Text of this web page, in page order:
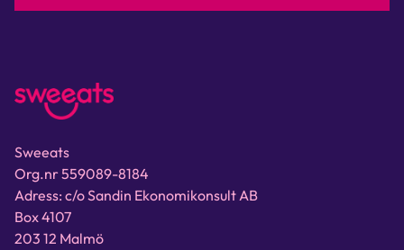
Sweeats
Org.nr 559089-8184
Adress: c/o Sandin Ekonomikonsult AB
Box 4107
203 12 Malmö